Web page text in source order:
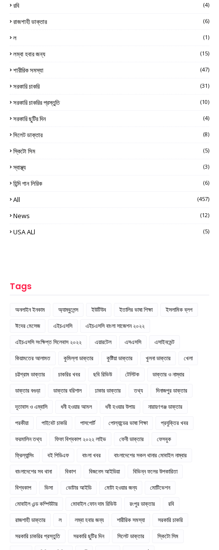
রবি (4)
রাজশাহী ডাক্তার (6)
ল (1)
লম্বা হবার জন্য (15)
শারীরিক সমস্যা (47)
সরকারি চাকরি (31)
সরকারি চাকরির প্রস্তুতি (10)
সরকারি ছুটির দিন (4)
সিলেট ডাক্তার (8)
স্কিটো সিম (5)
স্বাস্থ্য (3)
হিন্দি গান লিরিক (6)
All (457)
News (12)
USA ALl (5)
Tags
অনলাইন ইনকাম অ্যাম্বুলেন্স ইউটিউব ইতালির ভাষা শিক্ষা
ইসলামিক ব্লগ
ঈদের মেসেজ
এইচএসসি
এইচএসসি বাংলা সাজেশন ২০২২
এইচএসসি সংক্ষিপ্ত সিলেবাস ২০২২
এয়ারটেল এসএসসি
এসাইনমেন্ট
কিয়ামতের আলামত
কুমিল্লা ডাক্তার কুষ্টিয়া ডাক্তার খুলনা ডাক্তার
খেলা
চট্টগ্রাম ডাক্তার
চাকরির খবর ছবি রিভিউ টেলিটক
ডাক্তার ও নাম্বার
ডাক্তার বগুড়া
ডাক্তার বরিশাল ঢাকার ডাক্তার তথ্য
দিনাজপুর ডাক্তার
দূতাবাস ও এম্বাসি
ধনী হওয়ার আমল ধনী হওয়ার উপায়
নারায়ণগঞ্জ ডাক্তার
পরকীয়া
পাইবেট চাকরি পাসপোর্ট পোল্যান্ডের ভাষা শিক্ষা
প্রযুক্তির খবর
ফরমালিন তথ্য
ফিফা বিশ্বকাপ ২০২২ লাইভ ফেনী ডাক্তার
ফেসবুক
ফ্রিল্যান্সিং
বই পিডিএফ বাংলা খবর
বাংলাদেশের সকল থানার মোবাইল নাম্বার
বাংলাদেশের সব থানা
বিকাশ বিজনেস আইডিয়া
বিভিন্ন ফলের উপকারিতা
বিশ্বকাপ
ভিসা ভোটার আইডি মোটা হওয়ার জন্য
মোটিভেশন
মোবাইল এন্ড কম্পিউটার
মোবাইল ফোন দাম রিভিউ রংপুর ডাক্তার
রবি
রাজশাহী ডাক্তার
ল লম্বা হবার জন্য শারীরিক সমস্যা
সরকারি চাকরি
সরকারি চাকরির প্রস্তুতি
সরকারি ছুটির দিন সিলেট ডাক্তার
স্কিটো সিম